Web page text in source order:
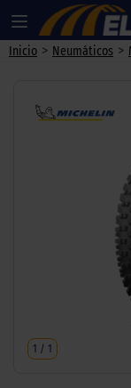
Inicio > Neumáticos >
1 / 1